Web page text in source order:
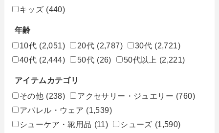
キッズ (440)
年齢
10代 (2,051) 20代 (2,787) 30代 (2,721)
40代 (2,444) 50代 (26) 50代以上 (2,221)
アイテムカテゴリ
その他 (238) アクセサリー・ジュエリー (760)
アパレル・ウェア (1,539)
シューケア・靴用品 (11) シューズ (1,590)